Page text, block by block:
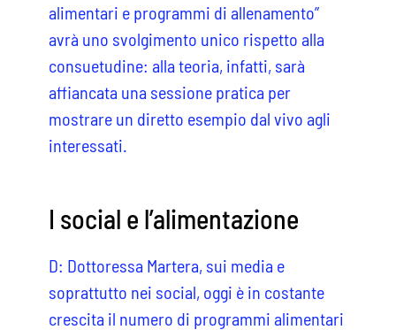
alimentari e programmi di allenamento”
avrà uno svolgimento unico rispetto alla
consuetudine: alla teoria, infatti, sarà
affiancata una sessione pratica per
mostrare un diretto esempio dal vivo agli
interessati.
I social e l’alimentazione
D: Dottoressa Martera, sui media e
soprattutto nei social, oggi è in costante
crescita il numero di programmi alimentari